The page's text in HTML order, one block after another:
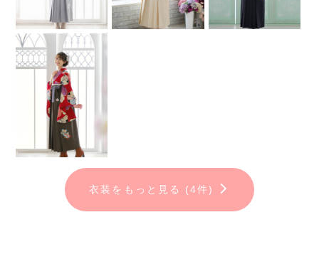
7. Wフォトグラファーによるムービー＆メイキング撮影
【撮影特典】
①LINE登録&アンケート回答で、
[7/1～8/31まで]桜エフェクト付きA4ポスタープレゼント！
②全データ付き写真集「レガーロ」16Pコース以上で、
パパ着付・ママ着付・ママヘアセット（30,000円分）が無料！
「感動ムービープラス」プレゼント！
※振袖着付ご希望の場合 10,000円(税込11,000円)
※自前着物の持込料金 別途かかります
衣装をもっと見る (4件)